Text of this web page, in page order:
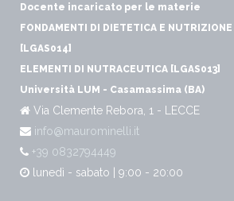
Docente incaricato per le materie
FONDAMENTI DI DIETETICA E
[LGAS014]
ELEMENTI DI NUTRACEUTICA [LGAS013]
Università LUM - Casamassima (BA)
Via Clemente Rebora, 1 - LECCE
info@maurominelli.it
+39 0832794449
lunedì - sabato | 9:00 - 20:00